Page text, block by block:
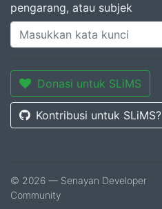
pengarang, atau subjek
Donasi untuk SLiMS
Kontribusi untuk SLiMS?
© 2026 — Senayan Developer
Community